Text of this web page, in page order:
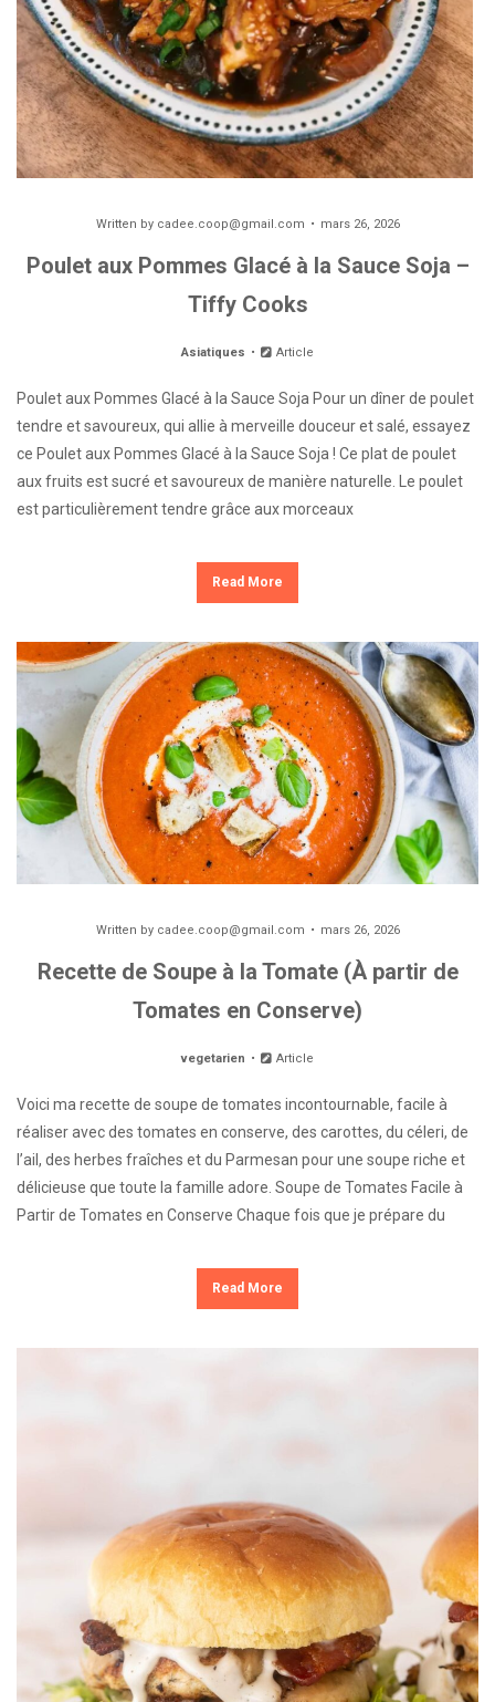
Written by cadee.coop@gmail.com mars 26, 2026
Poulet aux Pommes Glacé à la Sauce Soja –
Tiffy Cooks
Asiatiques Article
Poulet aux Pommes Glacé à la Sauce Soja Pour un dîner de poulet
tendre et savoureux, qui allie à merveille douceur et salé, essayez
ce Poulet aux Pommes Glacé à la Sauce Soja ! Ce plat de poulet
aux fruits est sucré et savoureux de manière naturelle. Le poulet
est particulièrement tendre grâce aux morceaux
Read More
Written by cadee.coop@gmail.com mars 26, 2026
Recette de Soupe à la Tomate (À partir de
Tomates en Conserve)
vegetarien Article
Voici ma recette de soupe de tomates incontournable, facile à
réaliser avec des tomates en conserve, des carottes, du céleri, de
l’ail, des herbes fraîches et du Parmesan pour une soupe riche et
délicieuse que toute la famille adore. Soupe de Tomates Facile à
Partir de Tomates en Conserve Chaque fois que je prépare du
Read More